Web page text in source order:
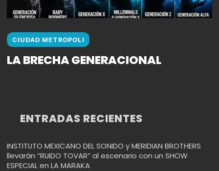
CIUDAD METROPOLI
LA BRECHA GENERACIONAL
ENTRADAS RECIENTES
INSTITUTO MEXICANO DEL SONIDO y MERIDIAN BROTHERS
llevarán “RUIDO TOVAR” al escenario con un SHOW
ESPECIAL en LA MARAKA